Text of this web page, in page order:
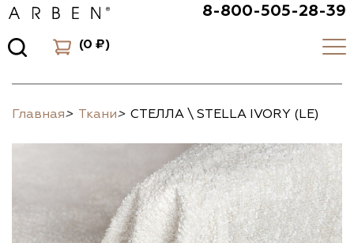
8-800-505-28-39
(0 ₽)
Главная> Ткани> СТЕЛЛА \ STELLA IVORY (LE)